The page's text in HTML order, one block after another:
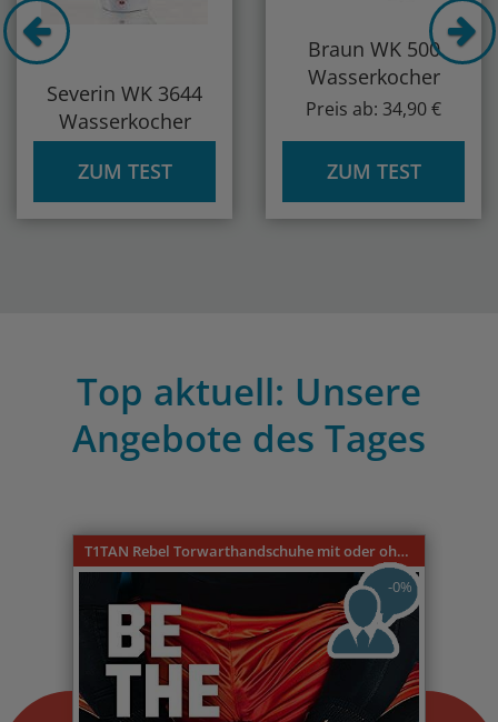
Severin WK 3644
Wasserkocher
ZUM TEST
Braun WK 500
Wasserkocher
Preis ab: 34,90 €
ZUM TEST
Top aktuell: Unsere
Angebote des Tages
T1TAN Rebel Torwarthandschuhe mit oder ohne Fingerschutz
-0%